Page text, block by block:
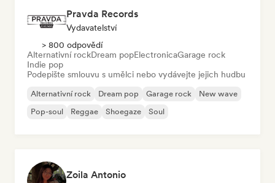
Pravda Records
Vydavatelství
> 800 odpovědí
Alternativní rockDream popElectronicaGarage rock
Indie pop
Podepište smlouvu s umělci nebo vydávejte jejich hudbu
Alternativní rock Dream pop Garage rock
New wave
Pop-soul
Reggae Shoegaze Soul
Zoila Antonio